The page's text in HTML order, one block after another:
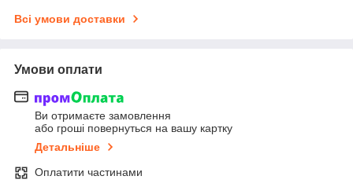
Всі умови доставки
Умови оплати
Ви отримаєте замовлення
або гроші повернуться на вашу картку
Детальніше
Оплатити частинами